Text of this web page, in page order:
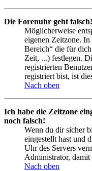
Die Forenuhr geht falsch!
Möglicherweise
eigenen Zeitzone.
Bereich“ die für
Zeit, ...) festlegen.
registrierten
registriert bist, ist
Nach oben
Ich habe die Zeitzone
noch falsch!
Wenn du dir sicher
eingestellt hast und
Uhr des Servers
Administrator, damit
Nach oben